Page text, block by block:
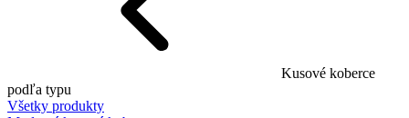
Kusové koberce
podľa typu
Všetky produkty